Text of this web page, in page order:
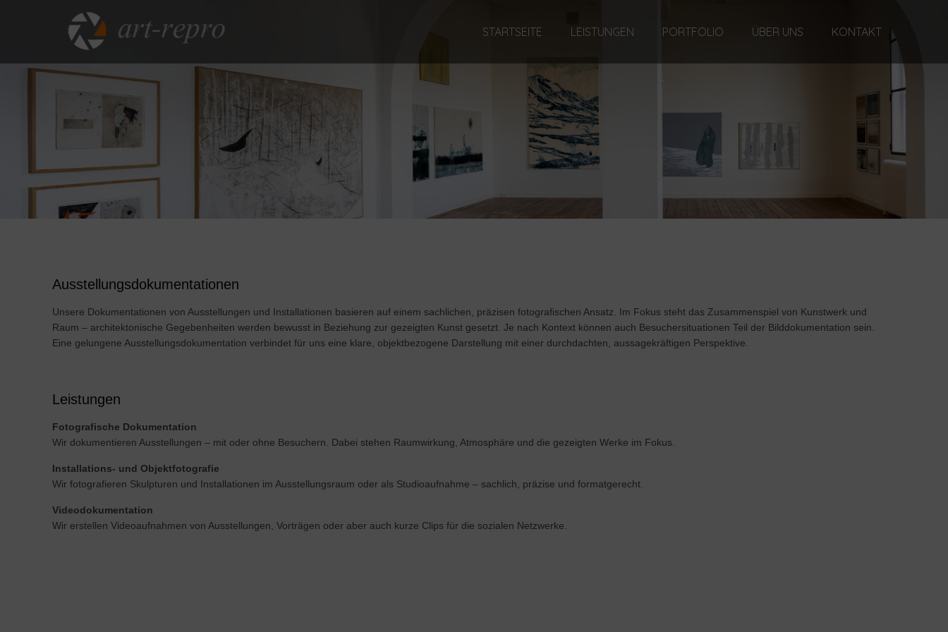
STARTSEITE LEISTUNGEN PORTFOLIO ÜBER UNS KONTAKT
Ausstellungsdokumentationen
Unsere Dokumentationen von Ausstellungen und Installationen basieren auf einem sachlichen, präzisen fotografischen Ansatz. Im Fokus steht das Zusammenspiel von Kunstwerk und
Raum – architektonische Gegebenheiten werden bewusst in Beziehung zur gezeigten Kunst gesetzt. Je nach Kontext können auch Besuchersituationen Teil der Bilddokumentation sein.
Eine gelungene Ausstellungsdokumentation verbindet für uns eine klare, objektbezogene Darstellung mit einer durchdachten, aussagekräftigen Perspektive.
Leistungen
Fotografische Dokumentation
Wir dokumentieren Ausstellungen – mit oder ohne Besuchern. Dabei stehen Raumwirkung, Atmosphäre und die gezeigten Werke im Fokus.
Installations- und Objektfotografie
Wir fotografieren Skulpturen und Installationen im Ausstellungsraum oder als Studioaufnahme – sachlich, präzise und formatgerecht.
Videodokumentation
Wir erstellen Videoaufnahmen von Ausstellungen, Vorträgen oder aber auch kurze Clips für die sozialen Netzwerke.